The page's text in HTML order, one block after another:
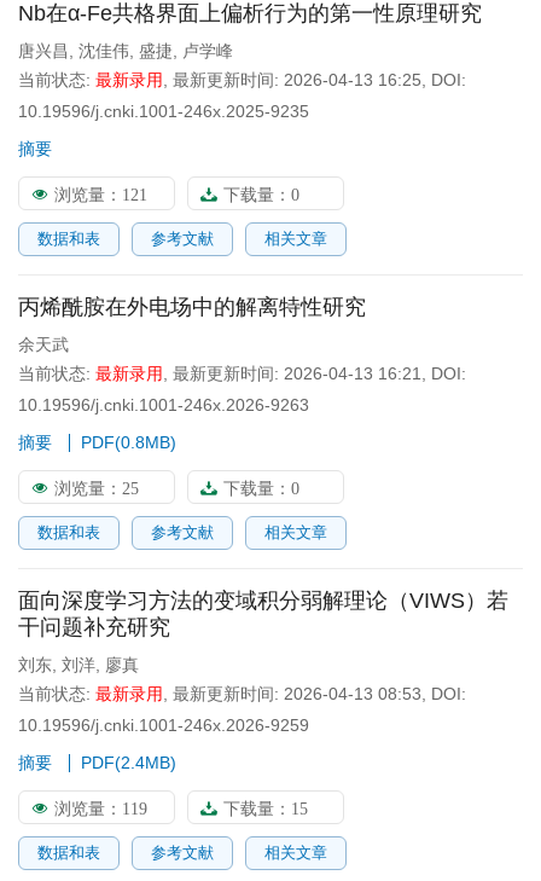
Nb在α-Fe共格界面上偏析行为的第一性原理研究
唐兴昌 沈佳伟 盛捷
卢学峰
当前状态: 最新录用 最新更新时间: 2026-04-13 16:25
DOI:
10.19596/j.cnki.1001-246x.2025-9235
摘要
浏览量： 121 下载量： 0
数据和表 参考文献 相关文章
丙烯酰胺在外电场中的解离特性研究
余天武
当前状态: 最新录用 最新更新时间: 2026-04-13 16:21
DOI:
10.19596/j.cnki.1001-246x.2026-9263
摘要
PDF(0.8MB)
浏览量： 25 下载量： 0
数据和表 参考文献 相关文章
面向深度学习方法的变域积分弱解理论（VIWS）若
干问题补充研究
刘东 刘洋
廖真
当前状态: 最新录用 最新更新时间: 2026-04-13 08:53
DOI:
10.19596/j.cnki.1001-246x.2026-9259
摘要
PDF(2.4MB)
浏览量： 119 下载量： 15
数据和表 参考文献 相关文章